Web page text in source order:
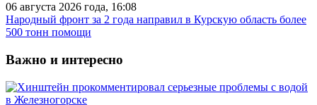
06 августа 2026 года, 16:08
Народный фронт за 2 года направил в Курскую область более
500 тонн помощи
Важно и интересно